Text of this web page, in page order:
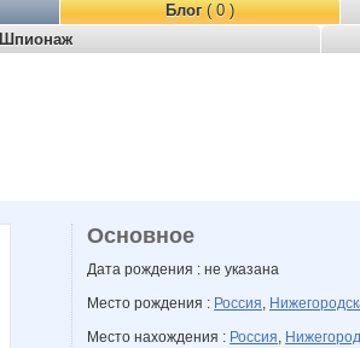
Блог( 0 )
Шпионаж
Основное
Дата рождения : не указана
Место рождения : Россия,
Место нахождения : Россия,